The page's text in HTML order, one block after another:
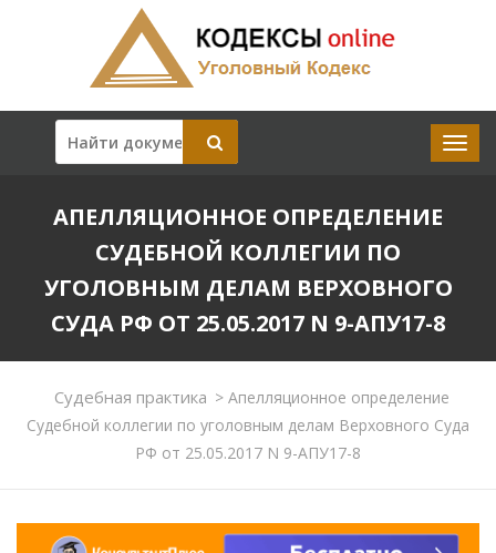
АПЕЛЛЯЦИОННОЕ ОПРЕДЕЛЕНИЕ
СУДЕБНОЙ КОЛЛЕГИИ ПО
УГОЛОВНЫМ ДЕЛАМ ВЕРХОВНОГО
СУДА РФ ОТ 25.05.2017 N 9-АПУ17-8
Судебная практика > Апелляционное определение
Судебной коллегии по уголовным делам Верховного Суда
РФ от 25.05.2017 N 9-АПУ17-8